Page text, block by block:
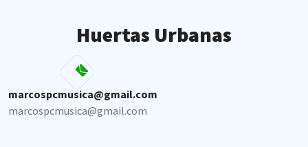
Huertas Urbanas
marcospcmusica@gmail.com
marcospcmusica@gmail.com